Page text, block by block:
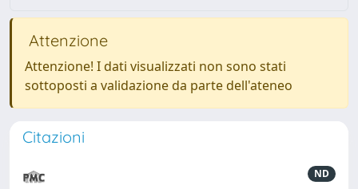
Attenzione
Attenzione! I dati visualizzati non sono stati
sottoposti a validazione da parte dell'ateneo
Citazioni
ND